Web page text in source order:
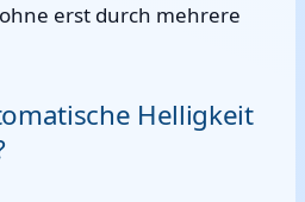
erst durch mehrere
Helligkeit